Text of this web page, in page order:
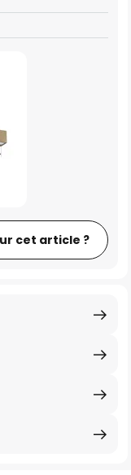
cet article ?